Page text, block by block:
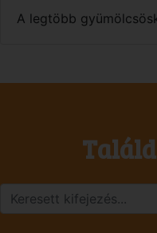
A legtöbb